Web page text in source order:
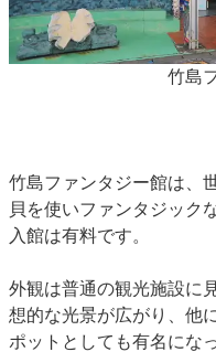
竹島
竹島ファンタジー館は、
貝を使いファンタジック
入館は有料です。
外観は普通の観光施設に
想的な光景が広がり、他
ポットとしても有名にな